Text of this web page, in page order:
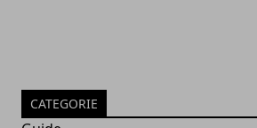
CATEGORIE